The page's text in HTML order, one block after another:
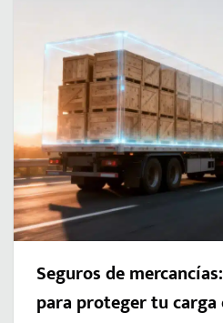
Seguros de
para proteger tu carga